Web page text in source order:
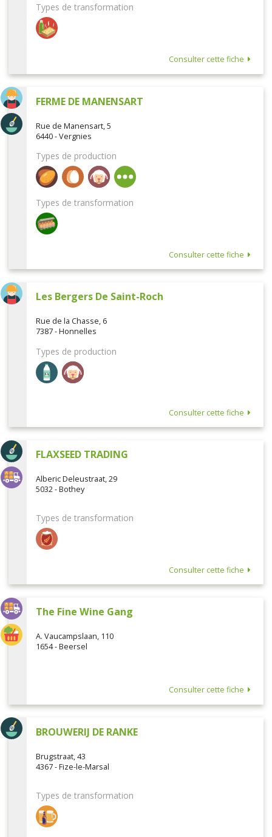
Types de transformation
Consulter cette fiche
FERME DE MANENSART
Rue de Manensart, 5
6440 - Vergnies
Types de production
Types de transformation
Consulter cette fiche
Les Bergers De Saint-Roch
Rue de la Chasse, 6
7387 - Honnelles
Types de production
Consulter cette fiche
FLAXSEED TRADING
Alberic Deleustraat, 29
5032 - Bothey
Types de transformation
Consulter cette fiche
The Fine Wine Gang
A. Vaucampslaan, 110
1654 - Beersel
Consulter cette fiche
BROUWERIJ DE RANKE
Brugstraat, 43
4367 - Fize-le-Marsal
Types de transformation